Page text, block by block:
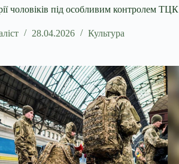
чоловіків під особливим контролем ТЦК
28.04.2026 Культура